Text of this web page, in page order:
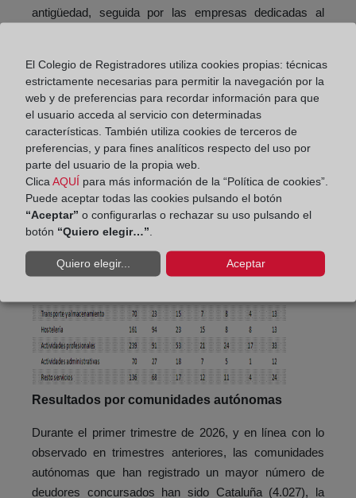
antigüedad, seguida por las empresas dedicadas al
veinte o más años de antigüedad.
EMPRESAS concursadas por antigüedad
y actividad económica principal.
1er Trimestre 2026.
Resultados por comunidades autónomas
Durante el primer trimestre de 2026, y en línea con lo
observado en trimestres anteriores, las comunidades
autónomas que han registrado un mayor número de
deudores concursados han sido Cataluña (4.027), la
El Colegio de Registradores utiliza cookies propias: técnicas
estrictamente necesarias para permitir la navegación por la
web y de preferencias para recordar información para que
el usuario acceda al servicio con determinadas
características. También utiliza cookies de terceros de
preferencias, y para fines analíticos respecto del uso por
parte del usuario de la propia web.
Clica AQUÍ para más información de la “Política de cookies”.
Puede aceptar todas las cookies pulsando el botón
“Aceptar” o configurarlas o rechazar su uso pulsando el
botón “Quiero elegir…”
Quiero elegir... Aceptar